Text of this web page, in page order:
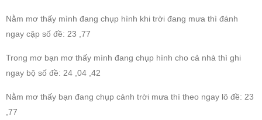
Nằm mơ thấy mình đang chụp hình khi trời đang mưa thì đánh
ngay cập số đề: 23 ,77
Trong mơ bạn mơ thấy mình đang chụp hình cho cả nhà thì ghi
ngay bộ số đề: 24 ,04 ,42
Nằm mơ thấy bạn đang chụp cảnh trời mưa thì theo ngay lô đề: 23
,77